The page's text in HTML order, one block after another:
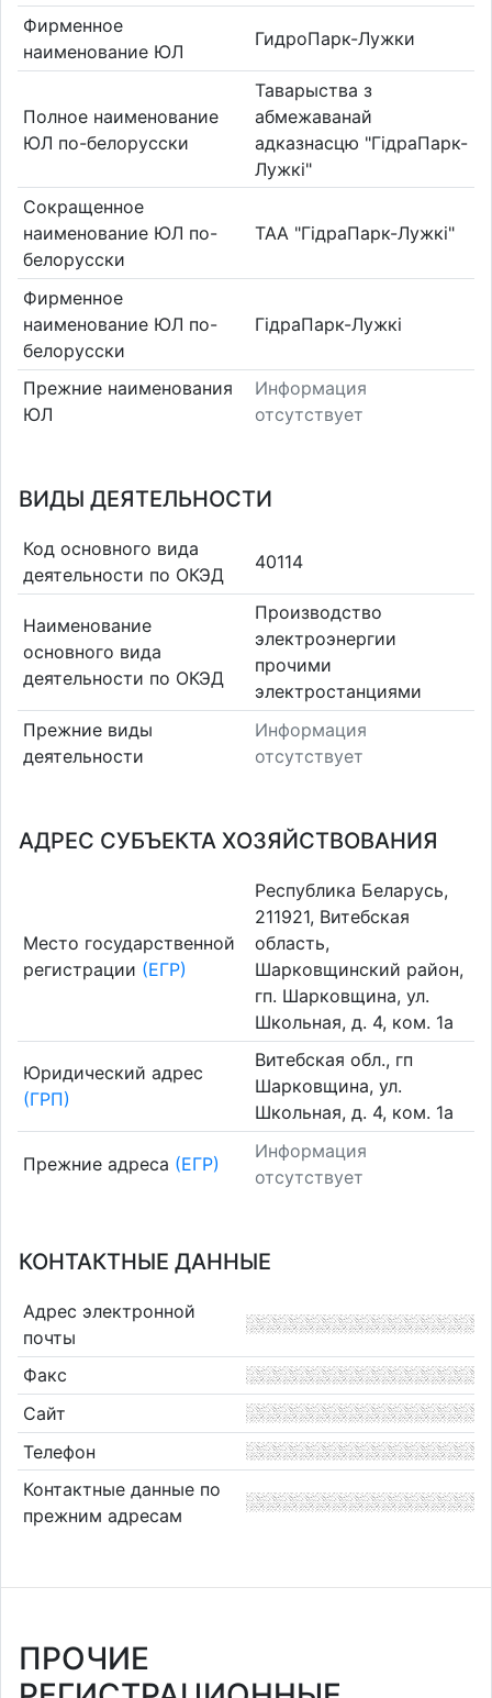
Фирменное
наименование ЮЛ
ГидроПарк-Лужки
Полное наименование
ЮЛ по-белорусски
Таварыства з
абмежаванай
адказнасцю "ГідраПарк-
Лужкі"
Сокращенное
наименование ЮЛ по-
белорусски
ТАА "ГідраПарк-Лужкі"
Фирменное
наименование ЮЛ по-
белорусски
ГідраПарк-Лужкі
Прежние наименования
ЮЛ
Информация
отсутствует
ВИДЫ ДЕЯТЕЛЬНОСТИ
Код основного вида
деятельности по ОКЭД
40114
Наименование
основного вида
деятельности по ОКЭД
Производство
электроэнергии
прочими
электростанциями
Прежние виды
деятельности
Информация
отсутствует
АДРЕС СУБЪЕКТА ХОЗЯЙСТВОВАНИЯ
Место государственной
регистрации (ЕГР)
Республика Беларусь,
211921, Витебская
область,
Шарковщинский район,
гп. Шарковщина, ул.
Школьная, д. 4, ком. 1а
Юридический адрес
(ГРП)
Витебская обл., гп
Шарковщина, ул.
Школьная, д. 4, ком. 1а
Прежние адреса (ЕГР)
Информация
отсутствует
КОНТАКТНЫЕ ДАННЫЕ
Адрес электронной
почты
Факс
Сайт
Телефон
Контактные данные по
прежним адресам
ПРОЧИЕ